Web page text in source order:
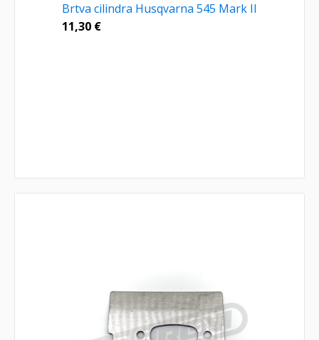
Brtva cilindra Husqvarna 545 Mark II
11,30 €